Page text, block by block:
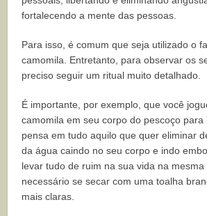
fortalecendo a mente das pessoas.
Para isso, é comum que seja utilizado o
camomila. Entretanto, para observar os
preciso seguir um ritual muito detalhado.
É importante, por exemplo, que você
camomila em seu corpo do pescoço para
pensa em tudo aquilo que quer eliminar
da água caindo no seu corpo e indo
levar tudo de ruim na sua vida na
necessário se secar com uma toalha
mais claras.